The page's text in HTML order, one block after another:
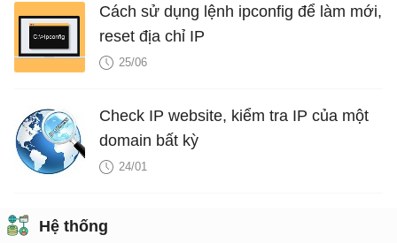
Cách sử dụng lệnh ipconfig để làm mới,
reset địa chỉ IP
25/06
Check IP website, kiểm tra IP của một
domain bất kỳ
24/01
Hệ thống